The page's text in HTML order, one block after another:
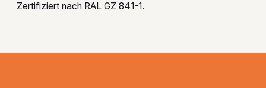
Zertifiziert nach RAL GZ 841-1.